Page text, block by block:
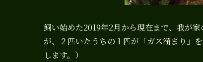
飼い始めた2019年2月から現在まで、我が
が、２匹いたうちの１匹が「ガス溜まり」
します。）